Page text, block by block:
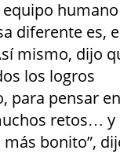
humano
diferente es,
mismo, dijo
los logros
para pensar
retos… y
bonito”,